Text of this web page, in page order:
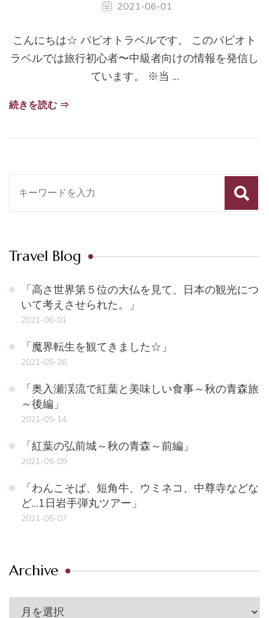
2021-06-01
こんにちは☆ パピオトラベルです。 このパピオト
ラベルでは旅行初心者〜中級者向けの情報を発信し
ています。 ※当 …
続きを読む ⇒
Travel Blog
「高さ世界第５位の大仏を見て、日本の観光につ
いて考えさせられた。」
2021-06-01
「魔界転生を観てきました☆」
2021-05-26
「奥入瀬渓流で紅葉と美味しい食事～秋の青森旅
～後編」
2021-05-14
「紅葉の弘前城～秋の青森～前編」
2021-05-09
「わんこそば、短角牛、ウミネコ、中尊寺などな
ど…1日岩手弾丸ツアー」
2021-05-07
Archive
Archive